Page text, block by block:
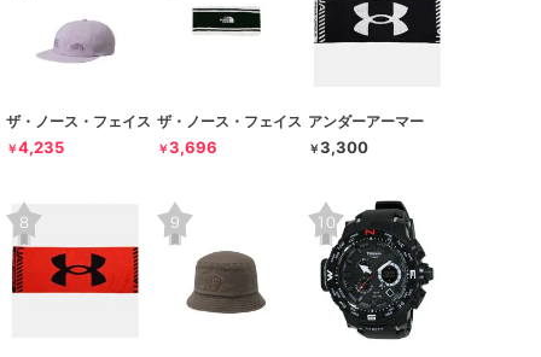
ザ・ノース・フェイス
￥4,235
ザ・ノース・フェイス
￥3,696
アンダーアーマー
￥3,300